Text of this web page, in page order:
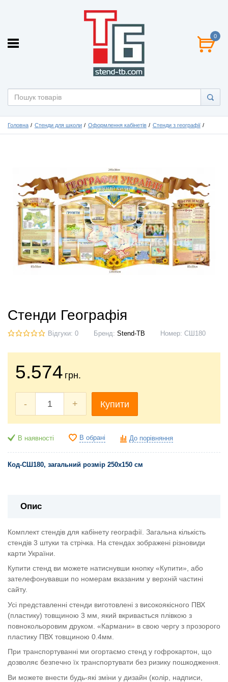
0
Головна Стенди для школи Оформлення кабінетів Стенди з географії
Стенди Географія
Відгуки: 0 Бренд: Stend-TB Номер: СШ180
5.574 грн.
- + Купити
В наявності В обрані До порівняння
Код-СШ180, загальний розмір 250х150 см
Опис
Комплект стендів для кабінету географії. Загальна кількість
стендів 3 штуки та стрічка. На стендах зображені різновиди
карти України.
Купити стенд ви можете натиснувши кнопку «Купити», або
зателефонувавши по номерам вказаним у верхній частині
сайту.
Усі представленні стенди виготовлені з високоякісного ПВХ
(пластику) товщиною 3 мм, який вкривається плівкою з
повнокольоровим друком. «Кармани» в свою чергу з прозорого
пластику ПВХ товщиною 0.4мм.
При транспортуванні ми огортаємо стенд у гофрокартон, що
дозволяє безпечно їх транспортувати без ризику пошкодження.
Ви можете внести будь-які зміни у дизайн (колір, надписи,